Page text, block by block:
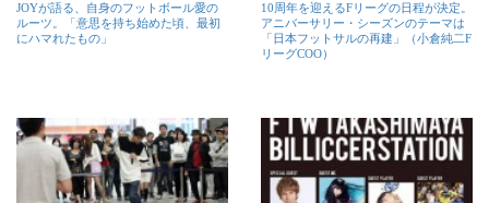
JOYが語る、自身のフットボール愛の
ルーツ。「意思を持ち始めた頃、最初
にハマれたもの」
10周年を迎えるFリーグの日程が決定。
アニバーサリー・シーズンのテーマは
「日本フットサルの再建」（小倉純二F
リーグCOO）